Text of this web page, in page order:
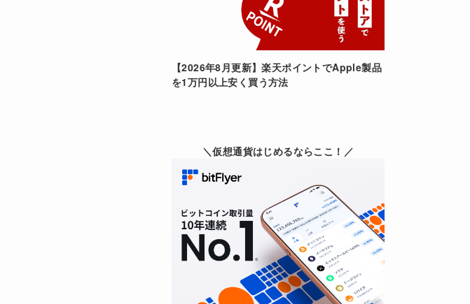
【2026年8月更新】楽天ポイントでApple製品
を1万円以上安く買う方法
＼仮想通貨はじめるならここ！／